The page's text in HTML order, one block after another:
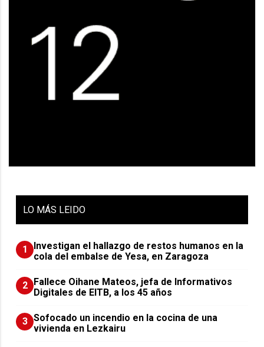
LO MÁS LEIDO
1
Investigan el hallazgo de restos humanos en la
cola del embalse de Yesa, en Zaragoza
2 Fallece Oihane Mateos, jefa de Informativos
Digitales de EITB, a los 45 años
3 Sofocado un incendio en la cocina de una
vivienda en Lezkairu